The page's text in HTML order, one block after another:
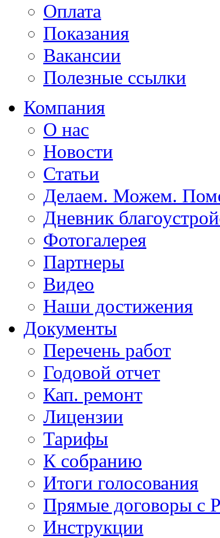
Оплата
Показания
Вакансии
Полезные ссылки
Компания
О нас
Новости
Статьи
Делаем. Можем.
Дневник
Фотогалерея
Партнеры
Видео
Наши достижения
Документы
Перечень работ
Годовой отчет
Кап. ремонт
Лицензии
Тарифы
К собранию
Итоги голосования
Прямые договоры с
Инструкции